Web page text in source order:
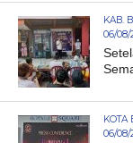
KAB.
06/08/
KOTA
06/08/